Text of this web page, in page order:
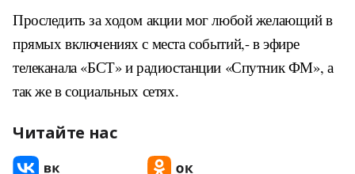
Проследить за ходом акции мог любой желающий в
прямых включениях с места событий,- в эфире
телеканала «БСТ» и радиостанции «Спутник ФМ», а
так же в социальных сетях.
Читайте нас